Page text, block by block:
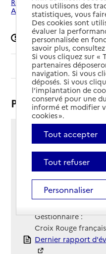
Arrondissement
Signaler une erreur
Sommaire
Présentation
45 rue Docteur
Voir itinéraire
Téléphone :
04 72 38 84 38
Contact
Contact
Gestionnaire :
Croix Rouge
Rapport HAS
Dernier rapport
nous utilisons des
statistiques, vous
Des cookies sont
évaluer la
personnalisée en
savoir plus,
Si vous cliquez sur «
partenaires
navigation. Si vous
déposés. Si vous
l’implantation de
conservé pour une
informé et modifier
cookies ».
Tout accepter
Tout refuser
Personnaliser